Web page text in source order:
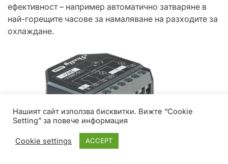
ефективност – например автоматично затваряне в
най-горещите часове за намаляване на разходите за
охлаждане.
Нашият сайт използва бисквитки. Вижте “Cookie
Setting” за повече информация
Cookie settings ACCEPT